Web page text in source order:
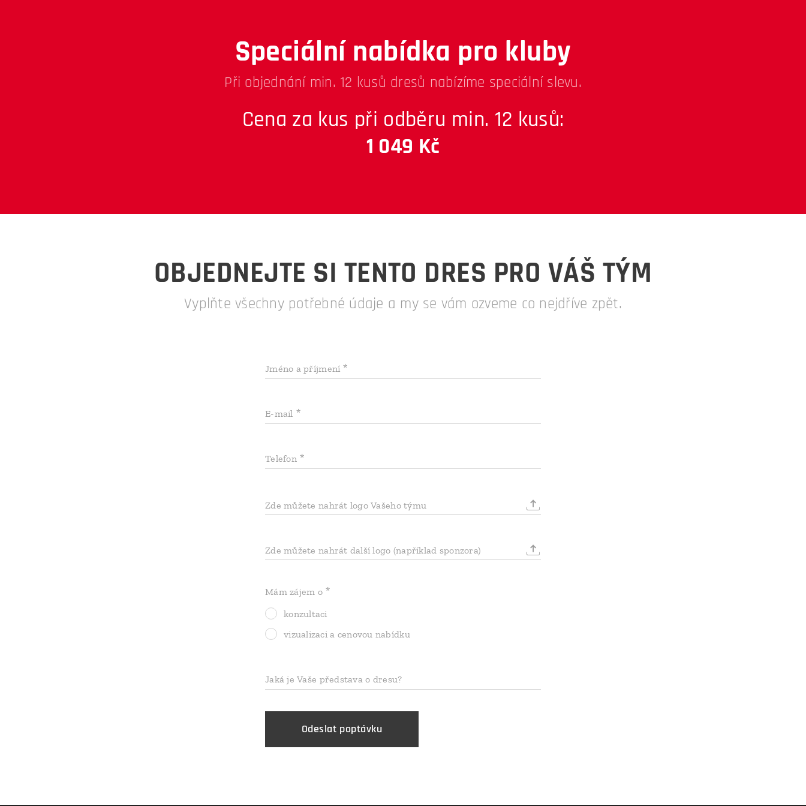
Speciální nabídka pro kluby
Při objednání min. 12 kusů dresů nabízíme speciální slevu.
Cena za kus při odběru min. 12 kusů:
1 049 Kč
OBJEDNEJTE SI TENTO DRES PRO VÁŠ TÝM
Vyplňte všechny potřebné údaje a my se vám ozveme co nejdříve zpět.
Jméno a příjmení
E-mail
Telefon
Zde můžete nahrát logo Vašeho týmu
Zde můžete nahrát další logo (například sponzora)
Mám zájem o
konzultaci
vizualizaci a cenovou nabídku
Jaká je Vaše představa o dresu?
Odeslat poptávku